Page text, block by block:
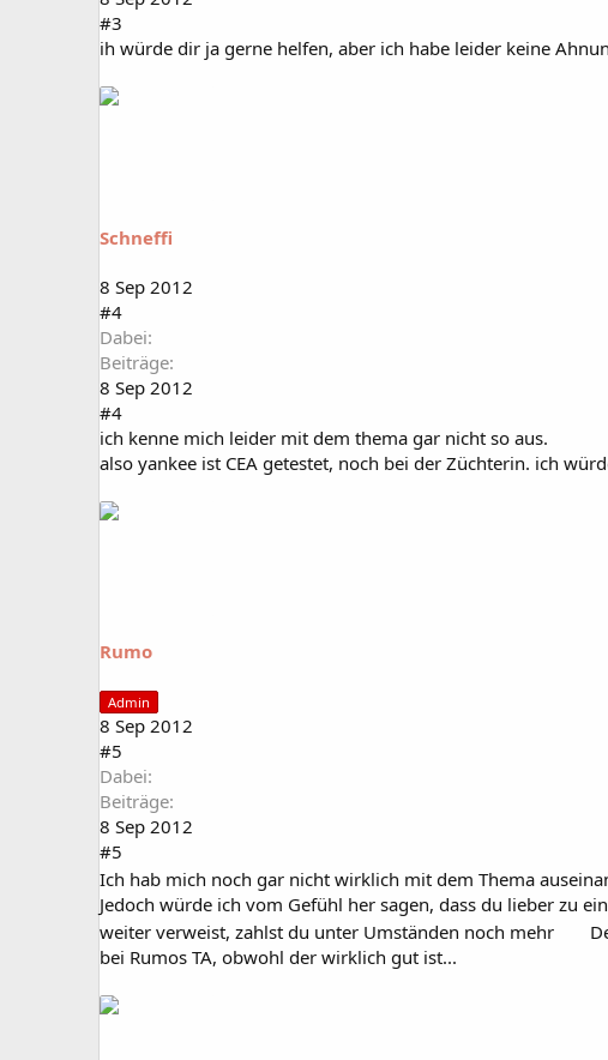
#3
ih würde dir ja gerne helfen, aber ich habe leider keine
Schneffi
8 Sep 2012
#4
Dabei
Beiträge
8 Sep 2012
#4
ich kenne mich leider mit dem thema gar nicht so aus.
also yankee ist CEA getestet, noch bei der Züchterin. ich
Rumo
Admin
8 Sep 2012
#5
Dabei
Beiträge
8 Sep 2012
#5
Ich hab mich noch gar nicht wirklich mit dem Thema
Jedoch würde ich vom Gefühl her sagen, dass du lieber zu
weiter verweist, zahlst du unter Umständen noch mehr
bei Rumos TA, obwohl der wirklich gut ist...